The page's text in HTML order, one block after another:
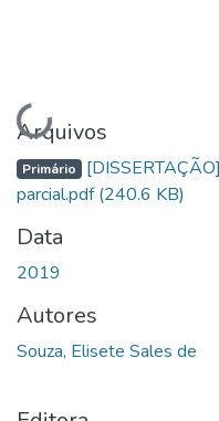
Carregando...
Arquivos
Primário
parcial.pdf(240.6 KB)
Data
2019
Autores
Souza, Elisete Sales de